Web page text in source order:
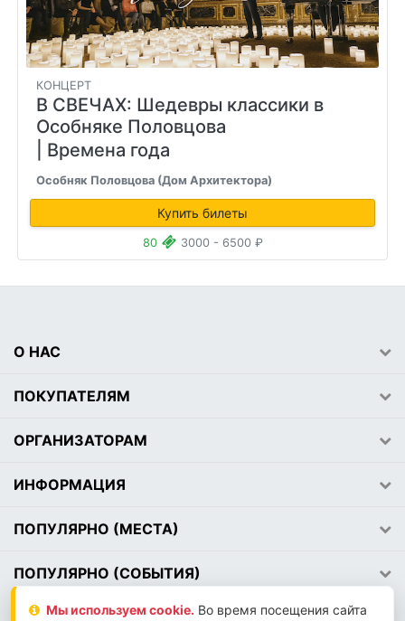
КОНЦЕРТ
В СВЕЧАХ: Шедевры классики в
Особняке Половцова
| Времена года
Особняк Половцова (Дом Архитектора)
Купить билеты
80 3000 - 6500 ₽
О НАС
ПОКУПАТЕЛЯМ
ОРГАНИЗАТОРАМ
ИНФОРМАЦИЯ
ПОПУЛЯРНО (МЕСТА)
ПОПУЛЯРНО (СОБЫТИЯ)
Мы используем сookie. Во время посещения сайта